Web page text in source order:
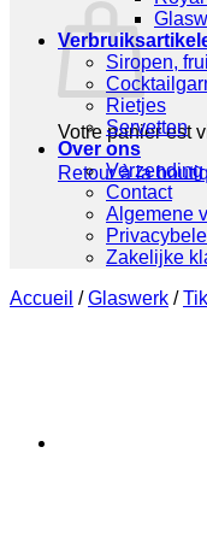
Votre panier est
Retour à la
Siropen,
Rietjes
Servetten
Over ons
Verzending
Contact
Algemene
Zakelijke
Accueil / Glaswerk /